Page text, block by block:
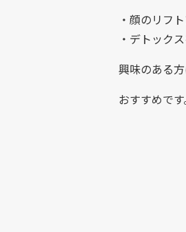
・顔のリフ
・デトック
興味のある
おすすめです